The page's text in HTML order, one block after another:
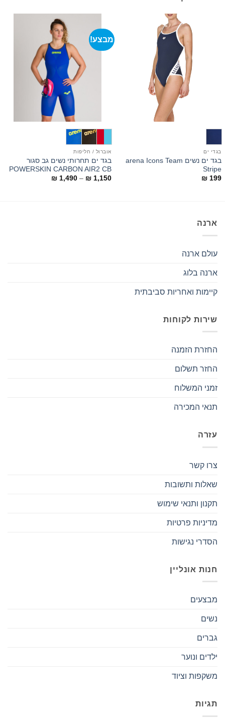
בגדי ים
בגד ים נשים arena Icons Team
Stripe
₪ 199
מבצע!
אוברול / חליפות
בגד ים תחרותי נשים גב סגור
POWERSKIN CARBON AIR2 CB
₪ 1,150
–
₪ 1,490
ארנה
עולם ארנה
ארנה בלוג
קיימות ואחריות סביבתית
שירות לקוחות
החזרת הזמנה
החזר תשלום
זמני המשלוח
תנאי המכירה
עזרה
צרו קשר
שאלות ותשובות
תקנון ותנאי שימוש
מדיניות פרטיות
הסדרי נגישות
חנות אונליין
מבצעים
נשים
גברים
ילדים ונוער
משקפות וציוד
תגיות